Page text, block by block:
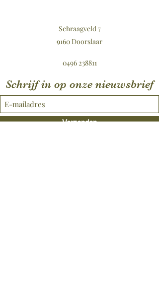
Schraagveld 7
9160 Doorslaar
0496 238811
Schrijf in op onze nieuwsbrief
Verzenden